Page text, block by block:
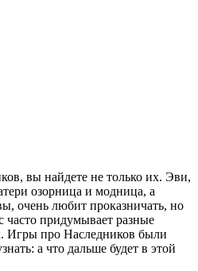
вы найдете не только их. Эви,
озорница и модница, а
очень любит проказничать, но
часто придумывает разные
Игры про Наследников были
а что дальше будет в этой